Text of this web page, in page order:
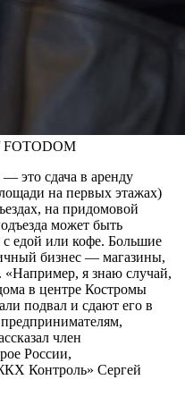
FOTODOM
это сдача в аренду
на первых этажах)
на придомовой
может быть
едой или кофе. Большие
бизнес — магазины,
«Например, я знаю случай,
в центре Костромы
подвал и сдают его в
член
России,
Контроль» Сергей